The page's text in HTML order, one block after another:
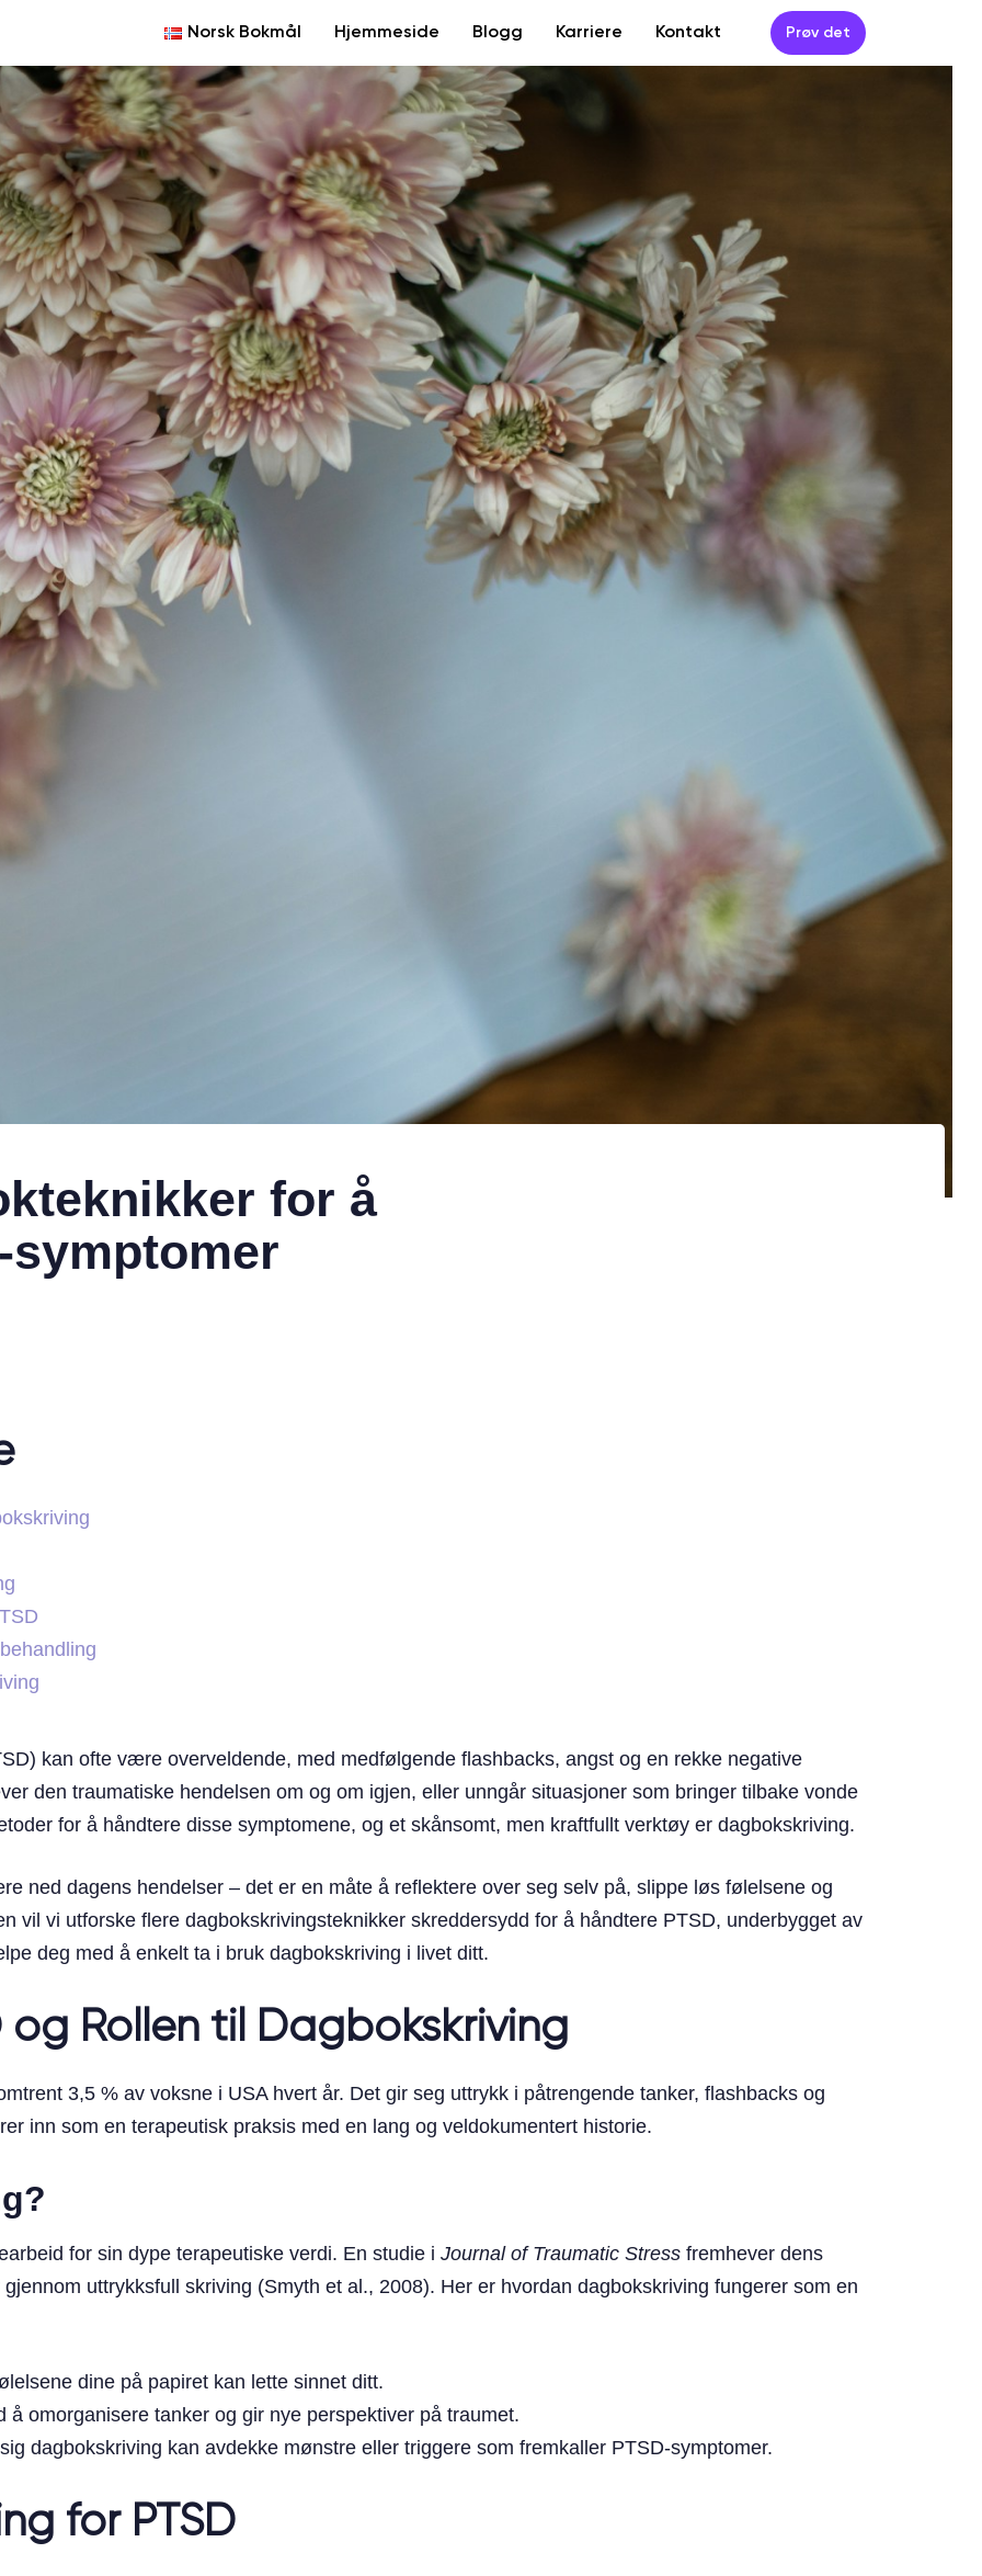
Norsk Bokmål Hjemmeside Blogg Karriere Kontakt Prøv det
for å
symptomer
kan ofte være overveldende, med medfølgende flashbacks, angst og en rekke negative
den traumatiske hendelsen om og om igjen, eller unngår situasjoner som bringer tilbake vonde
for å håndtere disse symptomene, og et skånsomt, men kraftfullt verktøy er dagbokskriving.
ned dagens hendelser – det er en måte å reflektere over seg selv på, slippe løs følelsene og
vil vi utforske flere dagbokskrivingsteknikker skreddersydd for å håndtere PTSD, underbygget av
deg med å enkelt ta i bruk dagbokskriving i livet ditt.
og Rollen til Dagbokskriving
3,5 % av voksne i USA hvert år. Det gir seg uttrykk i påtrengende tanker, flashbacks og
inn som en terapeutisk praksis med en lang og veldokumentert historie.
for sin dype terapeutiske verdi. En studie i Journal of Traumatic Stress fremhever dens
uttrykksfull skriving (Smyth et al., 2008). Her er hvordan dagbokskriving fungerer som en
dine på papiret kan lette sinnet ditt.
å omorganisere tanker og gir nye perspektiver på traumet.
dagbokskriving kan avdekke mønstre eller triggere som fremkaller PTSD-symptomer.
for PTSD